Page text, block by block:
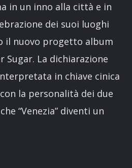
in un inno alla città e in
dei suoi luoghi
il nuovo progetto album
Sugar. La dichiarazione
in chiave cinica
la personalità dei due
“Venezia” diventi un